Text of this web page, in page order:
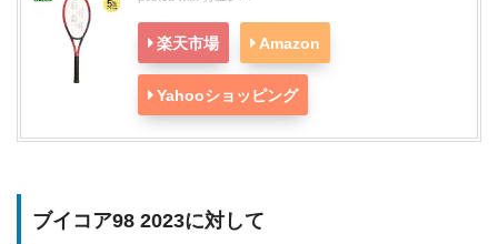
楽天市場 Amazon
Yahooショッピング
ブイコア98 2023に対して